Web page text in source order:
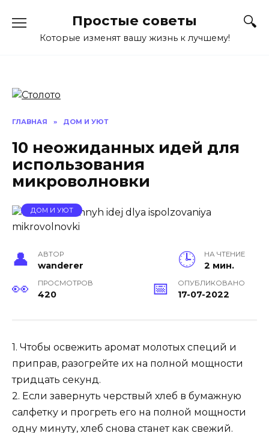
содержанию
Простые советы
Которые изменят вашу жизнь к лучшему!
ГЛАВНАЯ » ДОМ И УЮТ
10 неожиданных идей для
использования
микроволновки
ДОМ И УЮТ
АВТОР
wanderer
НА ЧТЕНИЕ
2 мин.
ПРОСМОТРОВ
420
ОПУБЛИКОВАНО
17-07-2022
1. Чтобы освежить аромат молотых специй и
приправ, разогрейте их на полной мощности
тридцать секунд.
2. Если завернуть черствый хлеб в бумажную
салфетку и прогреть его на полной мощности
одну минуту, хлеб снова станет как свежий.